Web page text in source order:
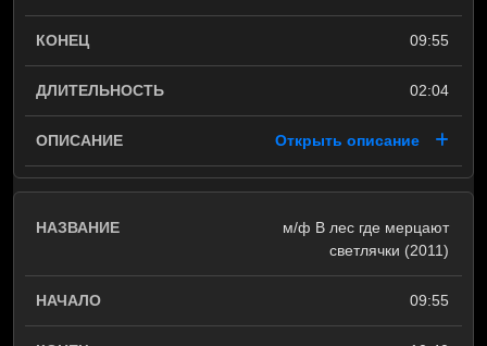
09:55
02:04
Открыть описание
м/ф В лес где мерцают
светлячки (2011)
09:55